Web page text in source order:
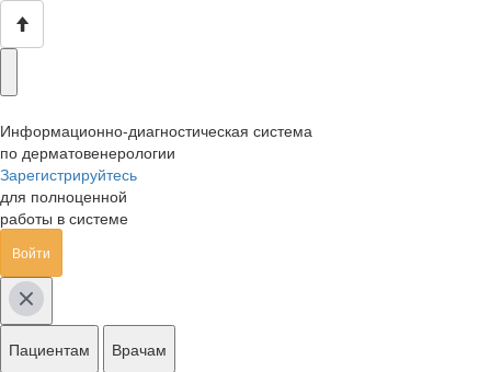
Информационно-диагностическая система
по дерматовенерологии
Зарегистрируйтесь
для полноценной
работы в системе
Войти
Пациентам
Врачам